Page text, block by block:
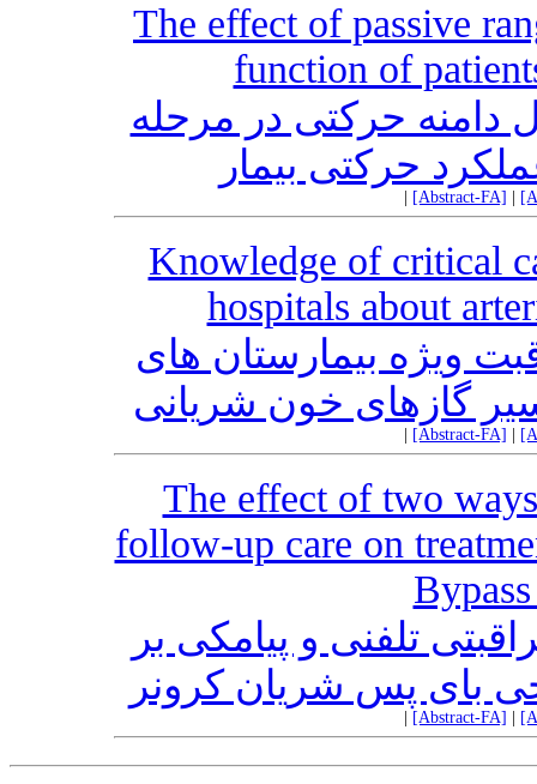
The effect of passive
function of
دامنه حرکتی در مرحله
حرکتی بیمار
[Abstract-FA]
Knowledge of critical
hospitals about
ویژه بیمارستان های
گازهای خون شریانی
[Abstract-FA]
The effect of two
follow-up care on
تلفنی و پیامکی بر
بای پس شریان کرونر
[Abstract-FA]